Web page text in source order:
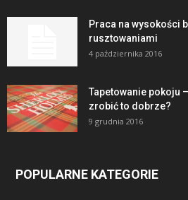
Praca na wysokości
rusztowaniami
4 października 2016
Tapetowanie pokoju
zrobić to dobrze?
9 grudnia 2016
POPULARNE KATEGORIE